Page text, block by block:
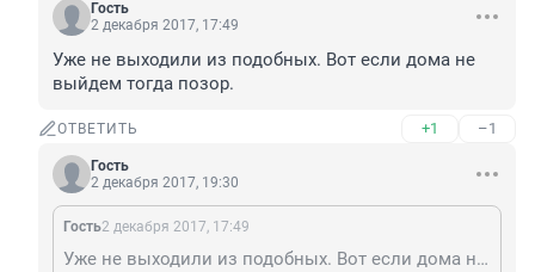
Гость
2 декабря 2017, 17:49
Уже не выходили из подобных. Вот если дома не
выйдем тогда позор.
ОТВЕТИТЬ +1 –1
Гость
2 декабря 2017, 19:30
Гость2 декабря 2017, 17:49
Уже не выходили из подобных. Вот если дома не выйдем тогда позор.